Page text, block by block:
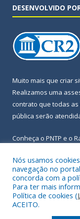
DESENVOLVIDO
Muito mais que criar
Realizamos uma
contrato que todas
pública serão
Conheça o PNTP e o
Todos os direitos
Nós usamos
navegação no
concorda com a
Para ter mais
Política de cookies (
ACEITO.